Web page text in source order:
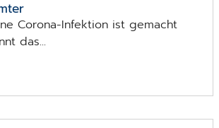
Corona-Infektion ist gemacht
das...